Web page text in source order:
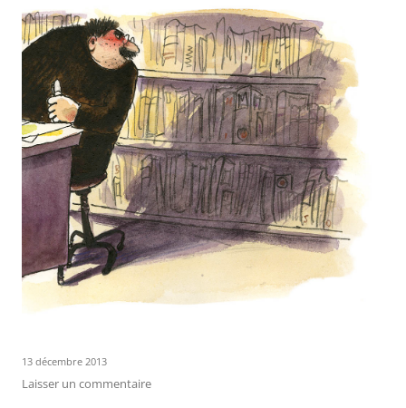
13 décembre 2013
Laisser un commentaire